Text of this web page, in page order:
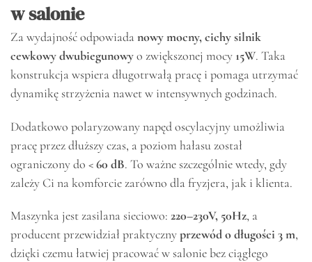
w salonie
Za wydajność odpowiadanowy mocny, cichy silnik
cewkowy dwubiegunowyo zwiększonej mocy 15W. Taka
konstrukcja wspiera długotrwałą pracę i pomaga utrzymać
dynamikę strzyżenia nawet w intensywnych godzinach.
Dodatkowo polaryzowany napęd oscylacyjny umożliwia
pracę przez dłuższy czas, a poziom hałasu został
ograniczony do < 60 dB. To ważne szczególnie wtedy, gdy
zależy Ci na komforcie zarówno dla fryzjera, jak i klienta.
Maszynka jest zasilana sieciowo: 220–230V, 50Hz, a
producent przewidział praktycznyprzewód o długości 3 m,
dzięki czemu łatwiej pracować w salonie bez ciągłego